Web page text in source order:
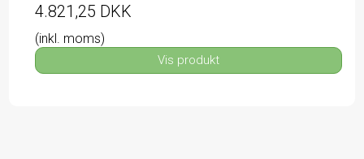
4.821,25 DKK
(inkl. moms)
Vis produkt